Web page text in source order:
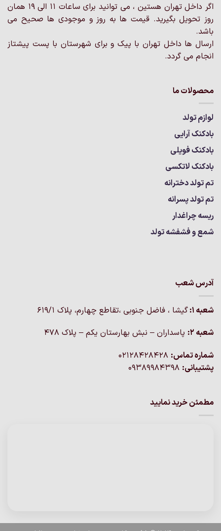
محصول
انتخاب
صفحه
محصول
شوند
اگر داخل تهران هستین ، می توانید برای ساعات 11 الی 19 همان
روز تحویل بگیرید. قیمت ها به روز و موجودی ها صحیح می
باشد.
ارسال ها داخل تهران با پیک و برای شهرستان با پست پیشتاز
انجام می گردد.
محصولات ما
لوازم تولد
بادکنک آرایی
بادکنک فویلی
بادکنک لاتکسی
تم تولد دخترانه
تم تولد پسرانه
ریسه چراغدار
شمع و فشفشه تولد
آدرس شعب
شعبه 1:
گيشا ، فاضل جنوبی ،تقاطع چهارم، پلاک 619/1
شعبه 2:
پاسداران – نبش بهارستان یکم – پلاک ۴۷۸
شماره تماس:
پشتیبانی:
مطمئن خرید نمایید